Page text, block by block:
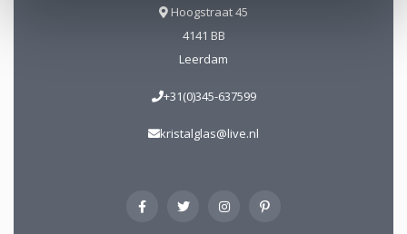
Hoogstraat 45
4141 BB
Leerdam
+31(0)345-637599
kristalglas@live.nl